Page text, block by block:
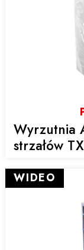
Wyrzutnia
strzałów
WIDEO